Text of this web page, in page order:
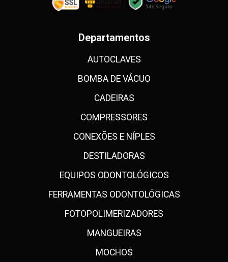
Departamentos
AUTOCLAVES
BOMBA DE VÁCUO
CADEIRAS
COMPRESSORES
CONEXÕES E NÍPLES
DESTILADORAS
EQUIPOS ODONTOLÓGICOS
FERRAMENTAS ODONTOLÓGICAS
FOTOPOLIMERIZADORES
MANGUEIRAS
MOCHOS